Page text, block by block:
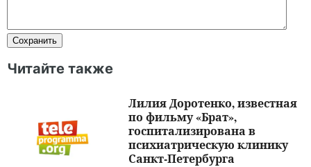
Читайте также
Лилия Доротенко, известная
по фильму «Брат»,
госпитализирована в
психиатрическую клинику
Санкт-Петербурга